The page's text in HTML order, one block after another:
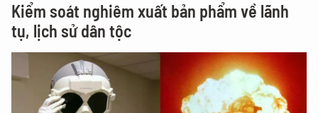
Kiểm soát nghiêm xuất bản phẩm về lãnh
tụ, lịch sử dân tộc